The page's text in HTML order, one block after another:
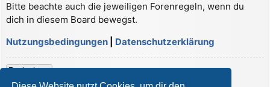
Bitte beachte auch die jeweiligen Forenregeln, wenn du
dich in diesem Board bewegst.
Nutzungsbedingungen
Datenschutzerklärung
Registrieren